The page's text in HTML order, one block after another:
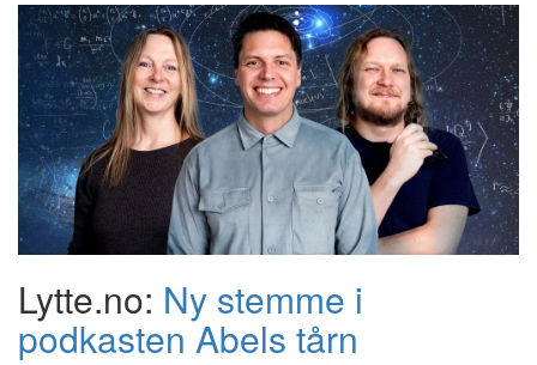
Lytte.no: Ny stemme i
podkasten Abels tårn